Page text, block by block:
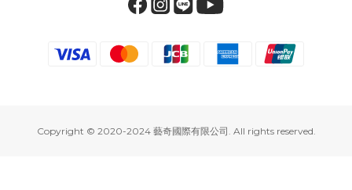
Copyright © 2020-2024 藝奇國際有限公司. All rights reserved.